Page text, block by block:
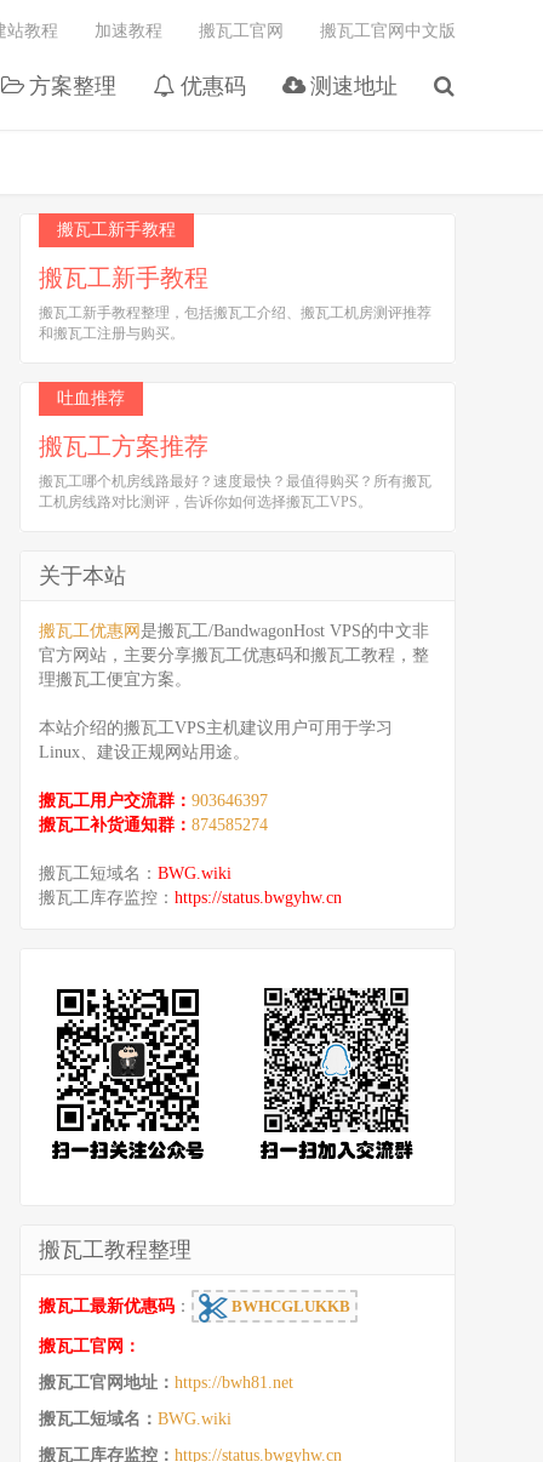
方案整理 优惠码 测速地址
站教程 加速教程 搬瓦工官网 搬瓦工官网中文版
搬瓦工新手教程
搬瓦工新手教程
搬瓦工新手教程整理，包括搬瓦工介绍、搬瓦工机房测评推荐
和搬瓦工注册与购买。
吐血推荐
搬瓦工方案推荐
搬瓦工哪个机房线路最好？速度最快？最值得购买？所有搬瓦
工机房线路对比测评，告诉你如何选择搬瓦工VPS。
关于本站
搬瓦工优惠网 是搬瓦工/BandwagonHost VPS的中文非
官方网站，主要分享搬瓦工优惠码和搬瓦工教程，整
理搬瓦工便宜方案。
本站介绍的搬瓦工VPS主机建议用户可用于学习
Linux、建设正规网站用途。
搬瓦工用户交流群： 903646397
搬瓦工补货通知群： 874585274
搬瓦工短域名： BWG.wiki
搬瓦工库存监控： https://status.bwgyhw.cn
搬瓦工教程整理
搬瓦工最新优惠码 ： BWHCGLUKKB
搬瓦工官网：
搬瓦工官网地址： https://bwh81.net
搬瓦工短域名： BWG.wiki
搬瓦工库存监控： https://status.bwgyhw.cn